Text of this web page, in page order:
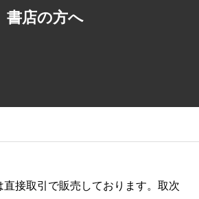
書店の方へ
接取引で販売しております。取次